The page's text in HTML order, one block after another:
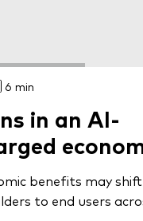
6 min
in an AI-
benefits may
to end users